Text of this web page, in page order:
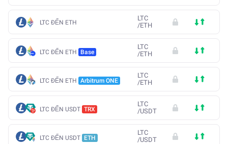
LTC ĐẾN ETH
LTC
/ETH
LTC ĐẾN ETH Base
LTC
/ETH
LTC ĐẾN ETH Arbitrum ONE
LTC
/ETH
LTC ĐẾN USDT TRX
LTC
/USDT
LTC ĐẾN USDT ETH
LTC
/USDT